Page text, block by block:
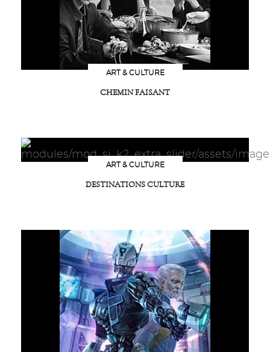
ART & CULTURE
CHEMIN FAISANT
ART & CULTURE
DESTINATIONS CULTURE